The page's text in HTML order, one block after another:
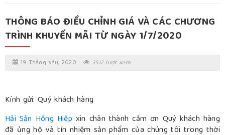
THÔNG BÁO ĐIỀU CHỈNH GIÁ VÀ CÁC CHƯƠNG
TRÌNH KHUYẾN MÃI TỪ NGÀY 1/7/2020
19 Tháng sáu, 2020 3512 lượt xem
Kính gửi: Quý khách hàng
Hải Sản Hồng Hiệp xin chân thành cảm ơn Quý khách hàng
đã ủng hộ và tín nhiệm sản phẩm của chúng tôi trong thời